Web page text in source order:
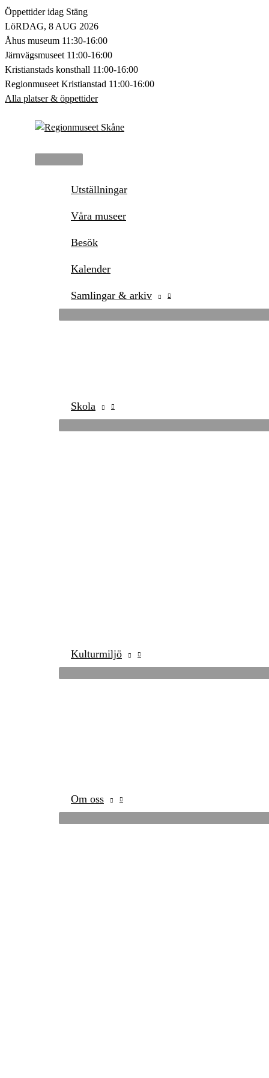
Hoppa
till
innehåll
Öppettider idag Stäng
LöRDAG, 8 AUG 2026
Åhus museum 11:30-16:00
Järnvägsmuseet 11:00-16:00
Kristianstads konsthall 11:00-16:00
Regionmuseet Kristianstad 11:00-16:00
Alla platser & öppettider
Huvudmeny
Utställningar
Våra museer
Besök
Kalender
Samlingar & arkiv
Skola
Kulturmiljö
Om oss